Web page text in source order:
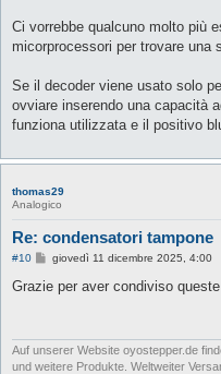
Ci vorrebbe qualcuno molto più
micorprocessori per trovare
Se il decoder viene usato solo
ovviare inserendo una capacità
funziona utilizzata e il positivo
thomas29
Analogico
Re: condensatori tampone
#10
M
s
i
o
giovedì 11 dicembre 2025, 4:00
Grazie per aver condiviso
Auf unserer Website oyostepper.de
und weitere Produkte. Weltweiter